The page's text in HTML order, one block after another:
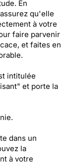
En
qu'elle
à votre
faire parvenir
et faites en
intitulée
et porte la
dans un
la
à votre